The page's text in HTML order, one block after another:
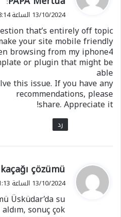
و
ل
13/10/2024 الساعة 18:14
that’s entirely off topic.
your site mobile friendly?
browsing from my iphone4.
or plugin that might be
able
this issue. If you have any
recommendations, please
share. Appreciate it!
رد
ي
ق
ل
çözümü
13/10/2024 الساعة 21:13
Üsküdar’da su
sonuç çok